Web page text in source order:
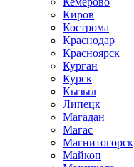
Киров
Кострома
Краснодар
Красноярск
Курган
Курск
Кызыл
Липецк
Магадан
Магас
Магнитогорск
Майкоп